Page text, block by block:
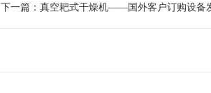
下一篇：真空耙式干燥机——国外客户订购设备